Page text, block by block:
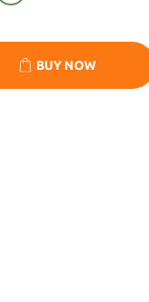
BUY NOW